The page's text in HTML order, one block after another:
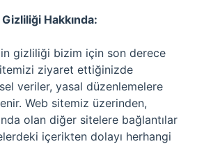
Hakkında:
gizliliği bizim için son derece
ziyaret ettiğinizde
veriler, yasal düzenlemelere
Web sitemiz üzerinden,
olan diğer sitelere bağlantılar
içerikten dolayı herhangi